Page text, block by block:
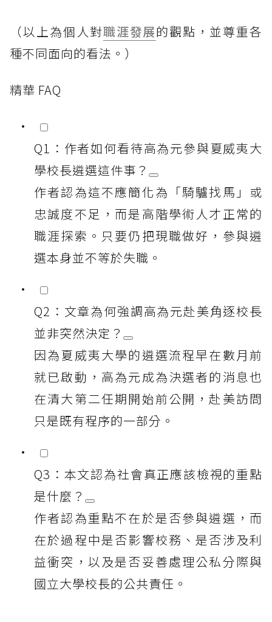
（以上為個人對職涯發展的觀點，並尊重各
種不同面向的看法。）
精華 FAQ
Q1：作者如何看待高為元參與夏威夷大
學校長遴選這件事？
作者認為這不應簡化為「騎驢找馬」或
忠誠度不足，而是高階學術人才正常的
職涯探索。只要仍把現職做好，參與遴
選本身並不等於失職。
Q2：文章為何強調高為元赴美角逐校長
並非突然決定？
因為夏威夷大學的遴選流程早在數月前
就已啟動，高為元成為決選者的消息也
在清大第二任期開始前公開，赴美訪問
只是既有程序的一部分。
Q3：本文認為社會真正應該檢視的重點
是什麼？
作者認為重點不在於是否參與遴選，而
在於過程中是否影響校務、是否涉及利
益衝突，以及是否妥善處理公私分際與
國立大學校長的公共責任。